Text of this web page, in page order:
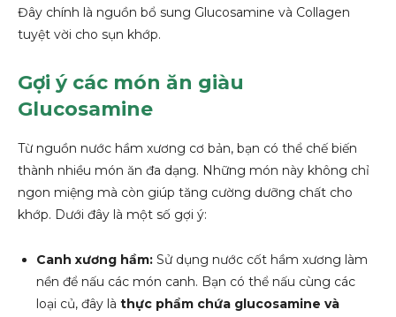
Đây chính là nguồn bổ sung Glucosamine và Collagen
tuyệt vời cho sụn khớp.
Gợi ý các món ăn giàu
Glucosamine
Từ nguồn nước hầm xương cơ bản, bạn có thể chế biến
thành nhiều món ăn đa dạng. Những món này không chỉ
ngon miệng mà còn giúp tăng cường dưỡng chất cho
khớp. Dưới đây là một số gợi ý:
Canh xương hầm: Sử dụng nước cốt hầm xương làm
nền để nấu các món canh. Bạn có thể nấu cùng các
loại củ, đây là thực phẩm chứa glucosamine và